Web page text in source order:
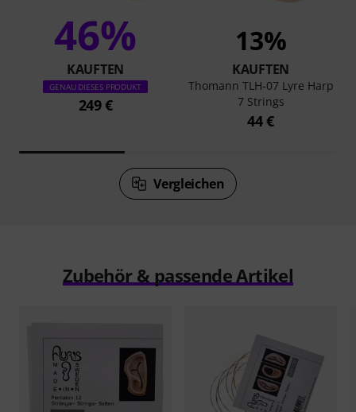
46%
KAUFTEN
GENAU DIESES PRODUKT
249 €
13%
KAUFTEN
Thomann TLH-07 Lyre Harp
7 Strings
44 €
Vergleichen
Zubehör & passende Artikel